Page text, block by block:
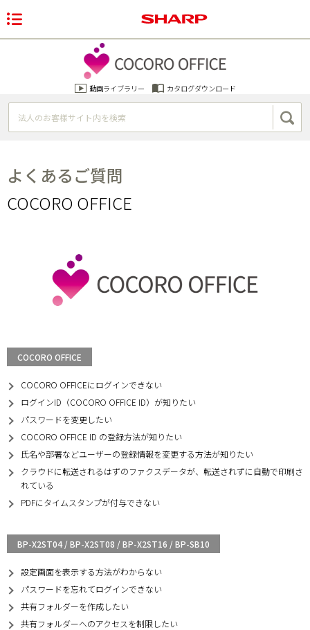
動画ライブラリー カタログダウンロード
よくあるご質問
COCORO OFFICE
COCORO OFFICE
COCORO OFFICEにログインできない
ログインID（COCORO OFFICE ID）が知りたい
パスワードを変更したい
COCORO OFFICE ID の登録方法が知りたい
氏名や部署などユーザーの登録情報を変更する方法が知りたい
クラウドに転送されるはずのファクスデータが、転送されずに自動で印刷さ
れている
PDFにタイムスタンプが付与できない
BP-X2ST04 / BP-X2ST08 / BP-X2ST16 / BP-SB10
設定画面を表示する方法がわからない
パスワードを忘れてログインできない
共有フォルダーを作成したい
共有フォルダーへのアクセスを制限したい